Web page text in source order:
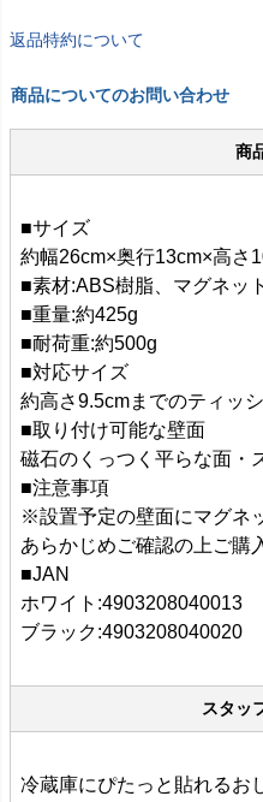
返品特約について
商品についてのお問い合わせ
商
■サイズ
約幅26cm×奥行13cm×高さ
■素材:ABS樹脂、マグネット
■重量:約425g
■耐荷重:約500g
■対応サイズ
約高さ9.5cmまでのティッ
■取り付け可能な壁面
磁石のくっつく平らな面・
■注意事項
※設置予定の壁面にマグネ
あらかじめご確認の上ご購
■JAN
ホワイト:4903208040013
ブラック:4903208040020
スタッ
冷蔵庫にぴたっと貼れるお